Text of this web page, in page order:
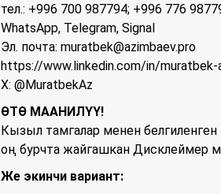
тел.: +996 700 987794; +996 776
WhatsApp, Telegram, Signal
Эл. почта: muratbek@azimbaev.pro
https://www.linkedin.com/in/muratbek-
X: @MuratbekAz
ӨТӨ МААНИЛҮҮ!
Кызыл тамгалар менен
оң бурчта жайгашкан Дисклеймер
Же экинчи вариант: